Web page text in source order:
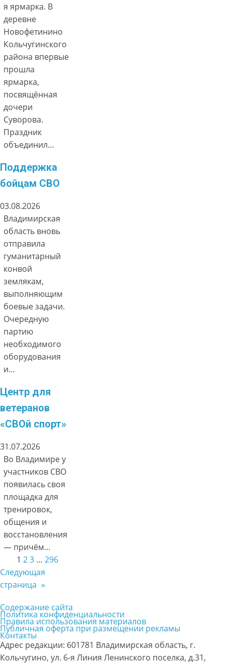
я ярмарка. В
деревне
Новофетинино
Кольчугинского
района впервые
прошла
ярмарка,
посвящённая
дочери
Суворова.
Праздник
объединил…
Поддержка
бойцам СВО
03.08.2026
Владимирская
область вновь
отправила
гуманитарный
конвой
землякам,
выполняющим
боевые задачи.
Очередную
партию
необходимого
оборудования
и…
Центр для
ветеранов
«СВОй спорт»
31.07.2026
Во Владимире у
участников СВО
появилась своя
площадка для
тренировок,
общения и
восстановления
— причём…
1 23 … 296
Следующая
страница »
Содержание сайта
Политика конфиденциальности
Правила использования материалов
Публичная оферта при размещении рекламы
Контакты
Адрес редакции: 601781 Владимирская область, г.
Кольчугино, ул. 6-я Линия Ленинского поселка, д.31,